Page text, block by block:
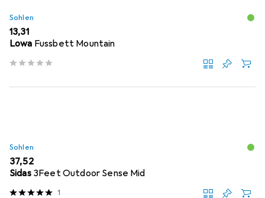
Sohlen
EUR
13,31
Lowa Fussbett Mountain
Sohlen
EUR
37,52
Sidas 3Feet Outdoor Sense Mid
1